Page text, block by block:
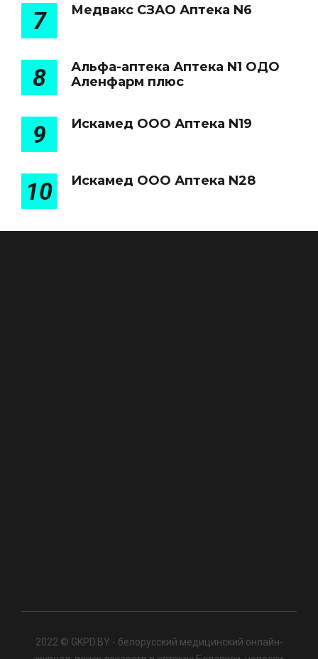
7 Медвакс СЗАО Аптека N6
8
Альфа-аптека Аптека N1 ОДО
Аленфарм плюс
9 Искамед ООО Аптека N19
10 Искамед ООО Аптека N28
2022 © GKPD.BY - белорусский медицинский онлайн-